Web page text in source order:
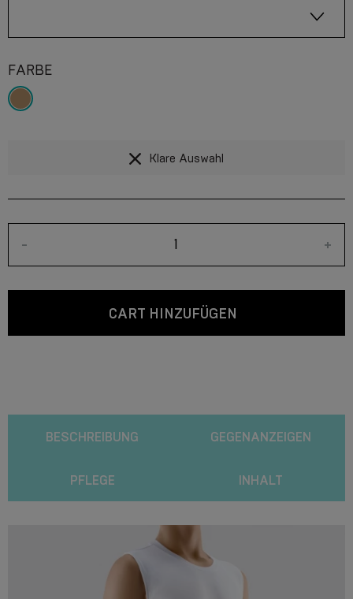
FARBE
Klare Auswahl
- +
CART HINZUFÜGEN
BESCHREIBUNG GEGENANZEIGEN
PFLEGE INHALT